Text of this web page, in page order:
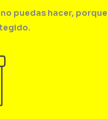
puedas hacer, porque